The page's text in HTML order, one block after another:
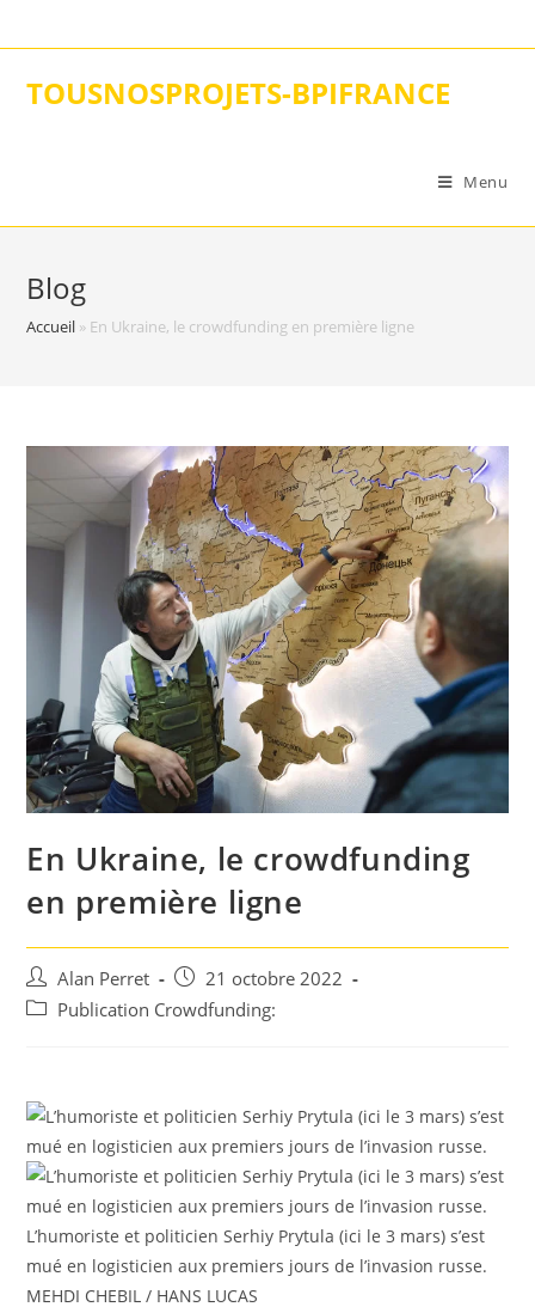
to
TOUSNOSPROJETS-BPIFRANCE
Menu
Blog
Accueil » En Ukraine, le crowdfunding en première ligne
En Ukraine, le crowdfunding
en première ligne
Auteur/autrice
de
Alan Perret
Post
published:
21 octobre 2022
PostPublication Crowdfunding:
L’humoriste et politicien Serhiy Prytula (ici le 3 mars) s’est
mué en logisticien aux premiers jours de l’invasion russe.
MEHDI CHEBIL / HANS LUCAS